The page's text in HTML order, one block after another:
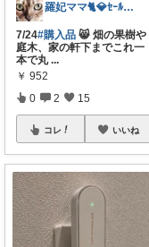
羅妃ママ🐈💎ｾｰﾙは毎回完走🏃
7/24#購入品 😸 畑の果樹や
庭木、家の軒下までこれ一
本で丸 ...
￥ 952
0 2 15
コレ いいね